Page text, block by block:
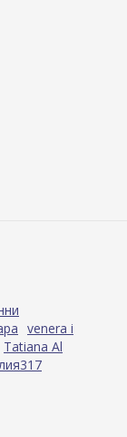
venera i
Tatiana Al